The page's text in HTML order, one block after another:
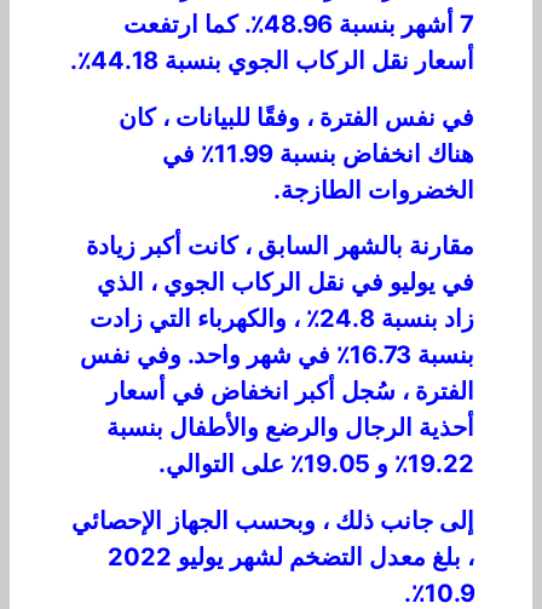
7 أشهر بنسبة 48.96٪. كما ارتفعت
أسعار نقل الركاب الجوي بنسبة 44.18٪.
في نفس الفترة ، وفقًا للبيانات ، كان
هناك انخفاض بنسبة 11.99٪ في
الخضروات الطازجة.
مقارنة بالشهر السابق ، كانت أكبر زيادة
في يوليو في نقل الركاب الجوي ، الذي
زاد بنسبة 24.8٪ ، والكهرباء التي زادت
بنسبة 16.73٪ في شهر واحد. وفي نفس
الفترة ، سُجل أكبر انخفاض في أسعار
أحذية الرجال والرضع والأطفال بنسبة
19.22٪ و 19.05٪ على التوالي.
إلى جانب ذلك ، وبحسب الجهاز الإحصائي
، بلغ معدل التضخم لشهر يوليو 2022
10.9٪.